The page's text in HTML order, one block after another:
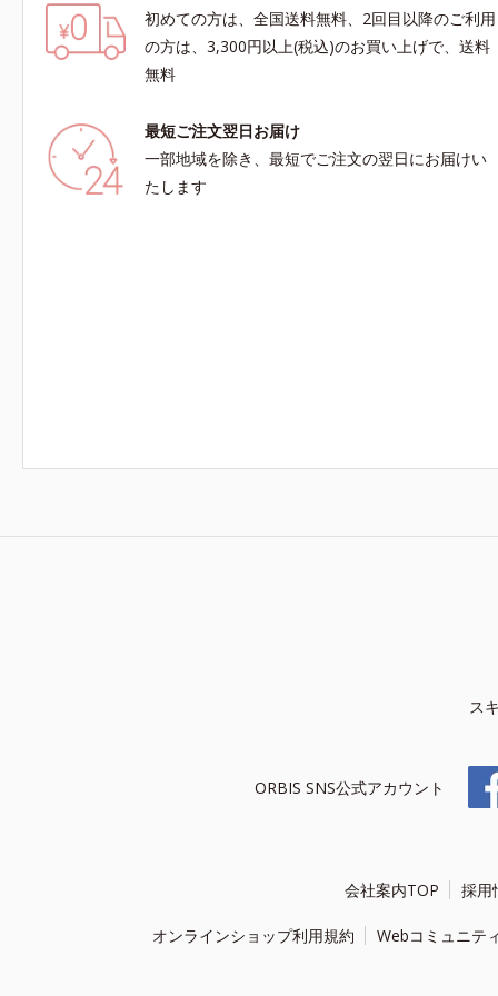
初めての方は、全国送料無料、2回目以降のご利用
の方は、3,300円以上(税込)のお買い上げで、送料
無料
最短ご注文翌日お届け
一部地域を除き、最短でご注文の翌日にお届けい
たします
ス
ORBIS SNS公式アカウント
会社案内TOP 採用
オンラインショップ利用規約 Webコミュニテ